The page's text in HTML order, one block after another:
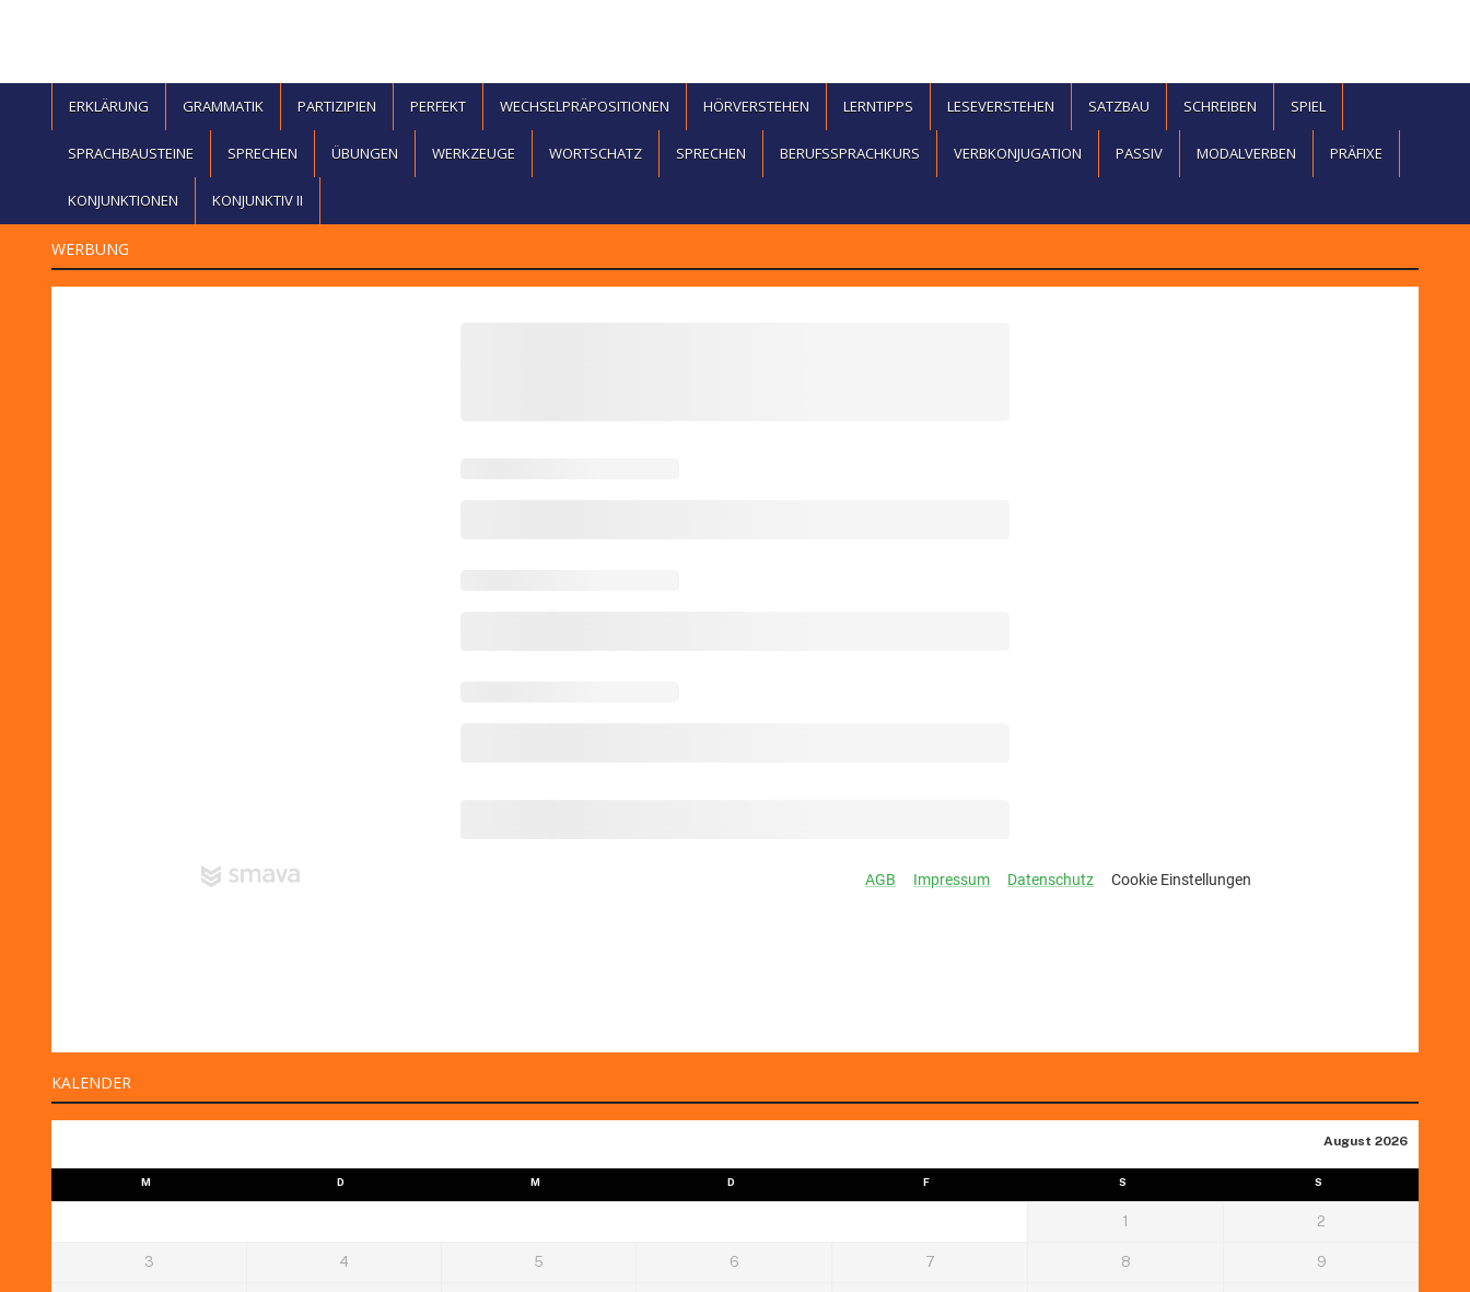
ERKLÄRUNG GRAMMATIK PARTIZIPIEN PERFEKT WECHSELPRÄPOSITIONEN HÖRVERSTEHEN LERNTIPPS LESEVERSTEHEN SATZBAU SCHREIBEN SPIEL
SPRACHBAUSTEINE SPRECHEN ÜBUNGEN WERKZEUGE WORTSCHATZ SPRECHEN BERUFSSPRACHKURS VERBKONJUGATION PASSIV MODALVERBEN PRÄFIXE
KONJUNKTIONEN KONJUNKTIV II
WERBUNG
KALENDER
August 2026
M D M D F S S
1 2
3 4 5 6 7 8 9